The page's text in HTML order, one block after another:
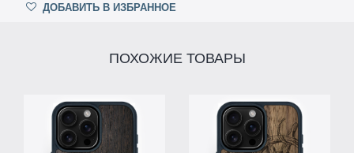
ДОБАВИТЬ В ИЗБРАННОЕ
ПОХОЖИЕ ТОВАРЫ